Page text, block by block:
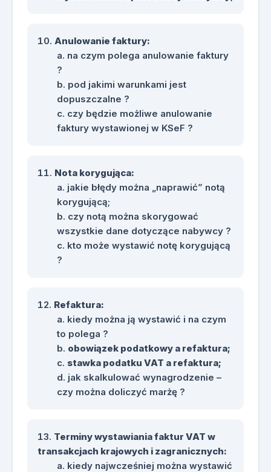
Anulowanie faktury:
na czym polega anulowanie faktury
?
pod jakimi warunkami jest
dopuszczalne ?
czy będzie możliwe anulowanie
faktury wystawionej w KSeF ?
Nota korygująca:
jakie błędy można „naprawić” notą
korygującą;
czy notą można skorygować
wszystkie dane dotyczące nabywcy ?
kto może wystawić notę korygującą
?
Refaktura:
kiedy można ją wystawić i na czym
to polega ?
obowiązek podatkowy a refaktura;
stawka podatku VAT a refaktura;
jak skalkulować wynagrodzenie –
czy można doliczyć marżę ?
Terminy wystawiania faktur VAT w
transakcjach krajowych i zagranicznych:
kiedy najwcześniej można wystawić